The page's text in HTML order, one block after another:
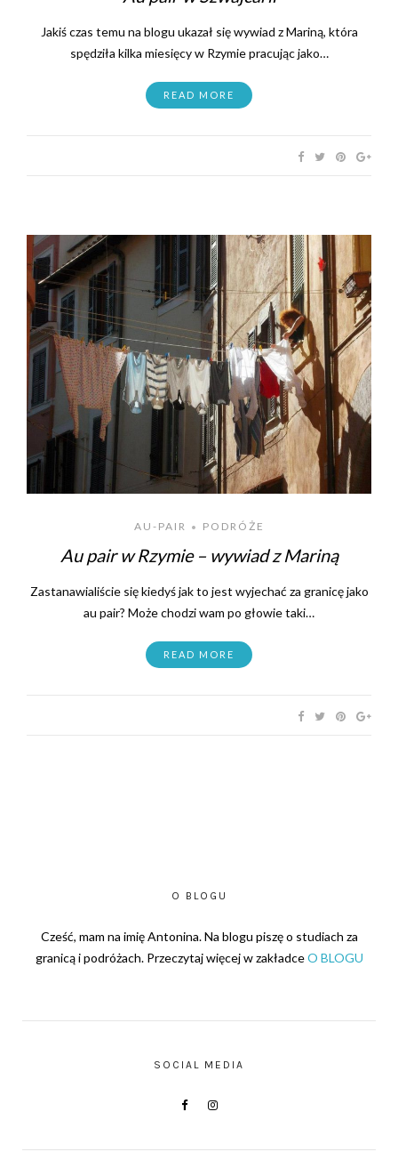
Jakiś czas temu na blogu ukazał się wywiad z Mariną, która
spędziła kilka miesięcy w Rzymie pracując jako…
READ MORE
AU-PAIR • PODRÓŻE
Au pair w Rzymie – wywiad z Mariną
Zastanawialiście się kiedyś jak to jest wyjechać za granicę jako
au pair? Może chodzi wam po głowie taki…
READ MORE
O BLOGU
Cześć, mam na imię Antonina. Na blogu piszę o studiach za
granicą i podróżach. Przeczytaj więcej w zakładceO BLOGU
SOCIAL MEDIA